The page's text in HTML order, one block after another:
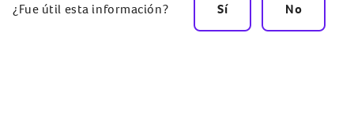
¿Fue útil esta información? Sí No